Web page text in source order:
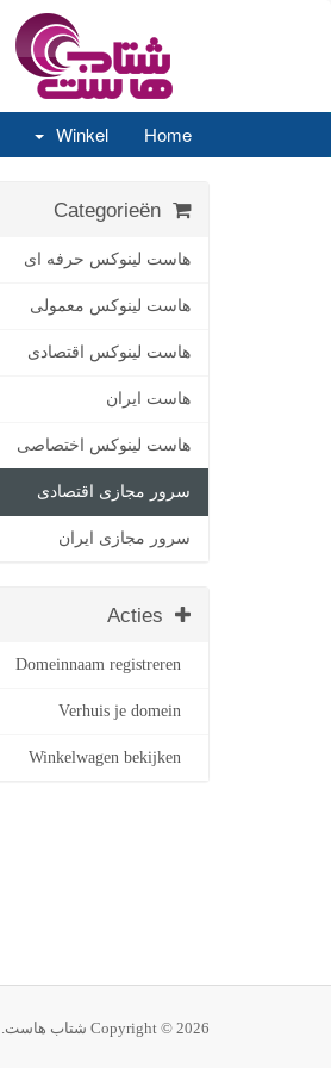
Home
Winkel
هاست لینوکس حرفه ای
هاست لینوکس معمولی
هاست لینوکس اقتصادی
هاست ایران
هاست لینوکس اختصاصی
سرور مجازی اقتصادی
سرور مجازی ایران
Copyright © 2026 شتاب هاست. All Rights Reserved.